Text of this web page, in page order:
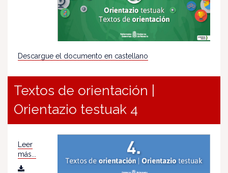
Descargue el documento en castellano
Textos de orientación |
Orientazio testuak 4
Leer
más...